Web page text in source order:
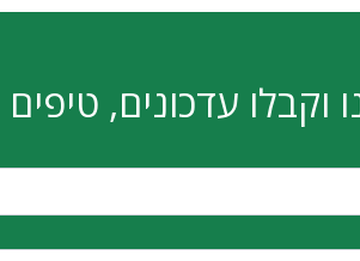
וקבלו עדכונים,